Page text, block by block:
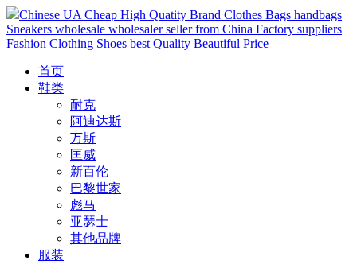
Chinese UA Cheap High Quatity Brand Clothes Bags handbags
Sneakers wholesale wholesaler seller from China Factory suppliers
Fashion Clothing Shoes best Quality Beautiful Price
首页
鞋类
耐克
阿迪达斯
万斯
匡威
新百伦
巴黎世家
彪马
亚瑟士
其他品牌
服装